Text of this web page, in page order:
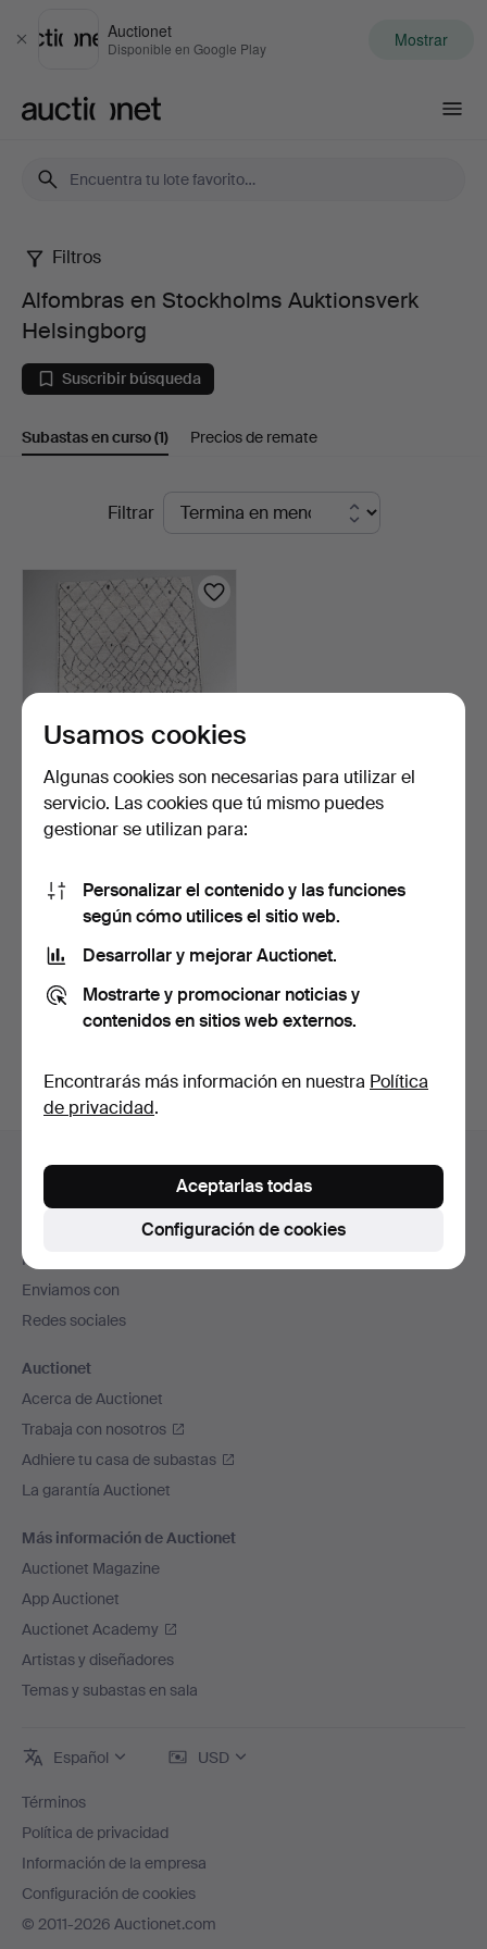
Cerrar
Auctionet
Disponible en Google Play Mostrar
Alfombras
en
Stockholms
Auktionsverk
Filtros
Alfombras en Stockholms Auktionsverk
Helsingborg
Suscribir búsqueda
Subastas en curso(1) Precios de remate
Subastas
curso
Filtrar
ALFOMBRA, anudada a
mano, Marruecos, 245x1…
264 USD
Suscribir búsqueda
También puedes buscar ennuestro archivo de
subastas concluidas.
en
de
página
Ayuda y contacto
Contacta con el servicio de atención al cliente
Todas las casas de subastas
Modos de pago
Enviamos con
Redes sociales
Auctionet
Acerca de Auctionet
Trabaja con nosotros
Adhiere tu casa de subastas
La garantía Auctionet
Más información de Auctionet
Auctionet Magazine
App Auctionet
Auctionet Academy
Artistas y diseñadores
Temas y subastas en sala
Español USD
Términos
Política de privacidad
Información de la empresa
Configuración de cookies
© 2011-2026 Auctionet.com
Usamos cookies
Algunas cookies son necesarias para utilizar el
servicio. Las cookies que tú mismo puedes
gestionar se utilizan para:
Personalizar el contenido y las funciones
según cómo utilices el sitio web.
Desarrollar y mejorar Auctionet.
Mostrarte y promocionar noticias y
contenidos en sitios web externos.
Encontrarás más información en nuestra Política
de privacidad.
Configuración de cookies
Aceptarlas todas